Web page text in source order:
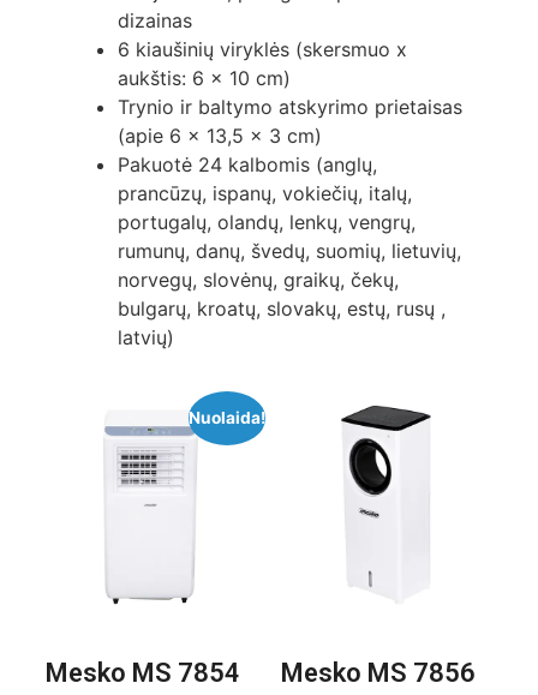
dizainas
6 kiaušinių viryklės (skersmuo x
aukštis: 6 x 10 cm)
Trynio ir baltymo atskyrimo prietaisas
(apie 6 x 13,5 x 3 cm)
Pakuotė 24 kalbomis (anglų,
prancūzų, ispanų, vokiečių, italų,
portugalų, olandų, lenkų, vengrų,
rumunų, danų, švedų, suomių, lietuvių,
norvegų, slovėnų, graikų, čekų,
bulgarų, kroatų, slovakų, estų, rusų ,
latvių)
Nuolaida!
Mesko MS 7854
Mesko MS 7856